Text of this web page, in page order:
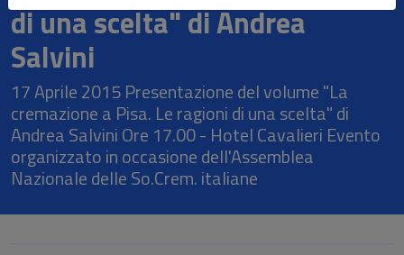
di una scelta" di Andrea
Salvini
17 Aprile 2015 Presentazione del volume "La
cremazione a Pisa. Le ragioni di una scelta" di
Andrea Salvini Ore 17.00 - Hotel Cavalieri Evento
organizzato in occasione dell'Assemblea
Nazionale delle So.Crem. italiane